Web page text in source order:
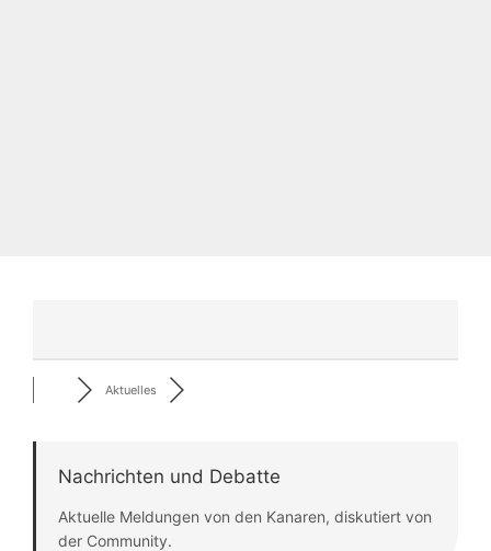
Aktuelles
Nachrichten und Debatte
Aktuelle Meldungen von den Kanaren, diskutiert von
der Community.